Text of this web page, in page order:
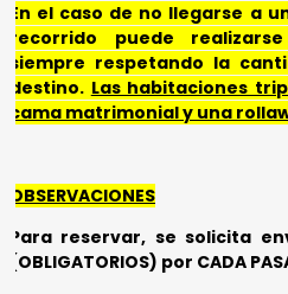
el caso de no llegarse a un
puede realizarse
respetando la
Las habitaciones
matrimonial y una
reservar, se solicita
por CADA